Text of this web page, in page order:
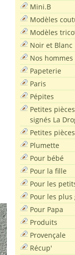
Mini.B
Modèles
Modèles
Noir et Blanc
Nos hommes
Papeterie
Paris
Pépites
Petites
signés La
Petites
Plumette
Pour bébé
Pour la fille
Pour les
Pour les plus
Pour Papa
Produits
Provençale
Récup'